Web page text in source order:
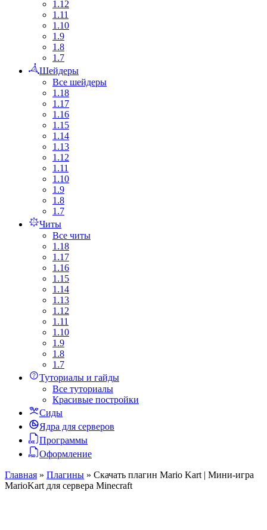
1.12
1.11
1.10
1.9
1.8
1.7
Шейдеры
Все шейдеры
1.18
1.17
1.16
1.15
1.14
1.13
1.12
1.11
1.10
1.9
1.8
1.7
Читы
Все читы
1.18
1.17
1.16
1.15
1.14
1.13
1.12
1.11
1.10
1.9
1.8
1.7
Туториалы и гайды
Все туториалы
Красивые постройки
Сиды
Ядра для серверов
Программы
Оформление
Главная » Плагины » Скачать плагин Mario Kart | Мини-игра
MarioKart для сервера Minecraft